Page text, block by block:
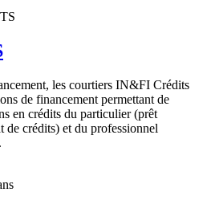
les courtiers IN&FI Crédits
de financement permettant de
en crédits du particulier (prêt
de crédits) et du professionnel